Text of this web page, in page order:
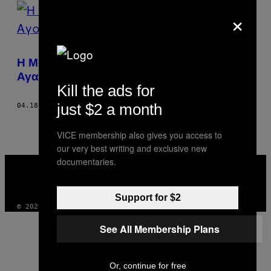
POSTS
BY
THIS
AUTHOR
Η Μόδα του να «Θάβεις» Κάποιον
Αγαπημένο σου στο Διάστημα
04.18.18 ΚΕΊΜΕΝΟ FRANK WHITE
VICE
© 2026 VICE DIGITAL PUBLISHING, LLC
×
Kill the ads for
just $2 a month
VICE membership also gives you access to
our very best writing and exclusive new
documentaries.
Support for $2
See All Membership Plans
Or, continue for free